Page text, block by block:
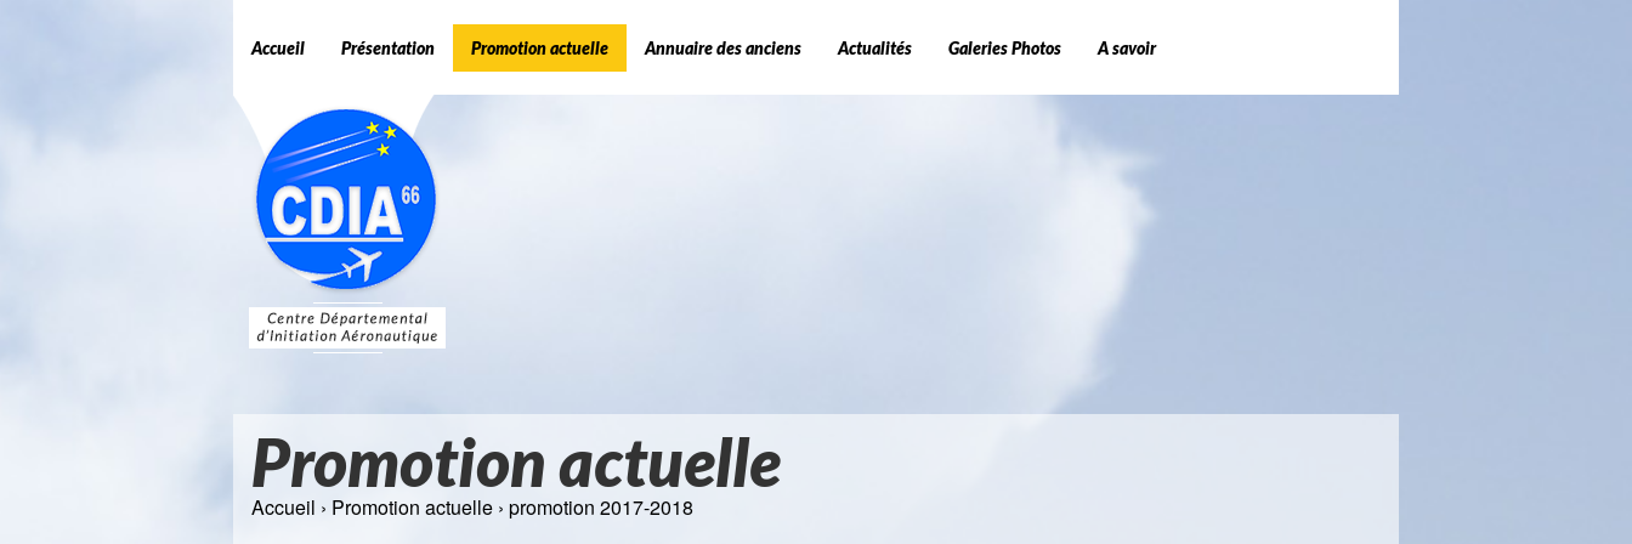
Accueil Présentation Promotion actuelle Annuaire des anciens Actualités Galeries Photos A savoir
Promotion actuelle
Accueil › Promotion actuelle › promotion 2017-2018